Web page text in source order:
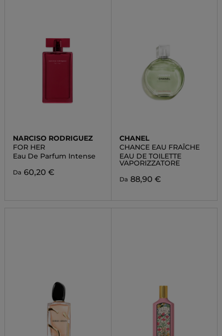
NARCISO RODRIGUEZ
FOR HER
Eau De Parfum Intense
Da 60,20 €
CHANEL
CHANCE EAU FRAÎCHE
EAU DE TOILETTE
VAPORIZZATORE
Da 88,90 €